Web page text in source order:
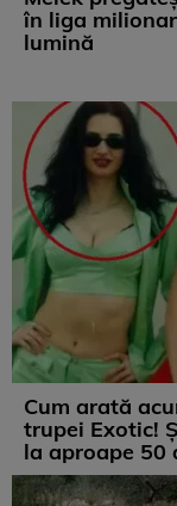
în liga
lumină
Cum arată
trupei Exotic!
la aproape 50